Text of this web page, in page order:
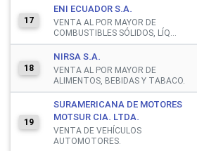
17
ENI ECUADOR S.A.
VENTA AL POR MAYOR DE
COMBUSTIBLES SÓLIDOS, LÍQ...
18
NIRSA S.A.
VENTA AL POR MAYOR DE
ALIMENTOS, BEBIDAS Y TABACO.
19
SURAMERICANA DE MOTORES
MOTSUR CIA. LTDA.
VENTA DE VEHÍCULOS
AUTOMOTORES.